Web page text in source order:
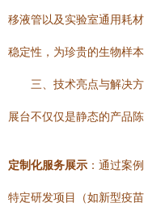
移液管以及实验室通用耗
稳定性，为珍贵的生物样本
三、技术亮点与解决
展台不仅仅是静态的产品
定制化服务展示 ：通过案
特定研发项目（如新型疫